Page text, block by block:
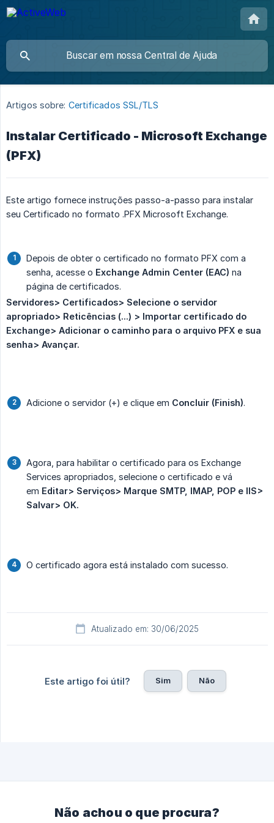
Artigos sobre: Certificados SSL/TLS
Instalar Certificado - Microsoft Exchange
(PFX)
Este artigo fornece instruções passo-a-passo para instalar
seu Certificado no formato .PFX Microsoft Exchange.
Depois de obter o certificado no formato PFX com a
senha, acesse o Exchange Admin Center (EAC) na
página de certificados.
Servidores> Certificados> Selecione o servidor
apropriado> Reticências (...) > Importar certificado do
Exchange> Adicionar o caminho para o arquivo PFX e sua
senha> Avançar.
Adicione o servidor (+) e clique em Concluir (Finish).
Agora, para habilitar o certificado para os Exchange
Services apropriados, selecione o certificado e vá
em Editar> Serviços> Marque SMTP, IMAP, POP e IIS>
Salvar> OK.
O certificado agora está instalado com sucesso.
Atualizado em: 30/06/2025
Este artigo foi útil? Sim Não
Não achou o que procura?